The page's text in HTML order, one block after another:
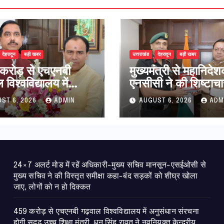
देहरादून बड़ी खबर
से एचएनबी
में
संरचना होगी
शिक्षा मंत्री धन
ने नवनियुक्त
6, 2026 ADMIN
उत्तराखंड देहरादून बड़ी खबर
मुख्यमंत्री से
एनसीसी ने की
भेंट,उत्तराखण्ड में
विस्तार एवं आधुनिक
आधारभूत संरचना के
AUGUST 6, 2026
24×7 अलर्ट मोड में रहें अधिकारी-मुख्य सचिव मानसून-एसईओसी से
मुख्य सचिव ने की विस्तृत समीक्षा कहा-बंद सड़कों को शीघ्र खोला
जाए, लोगों को न हो दिक्कत
459 करोड़ से एचएनबी गढ़वाल विश्वविद्यालय में अनुसंधान संरचना